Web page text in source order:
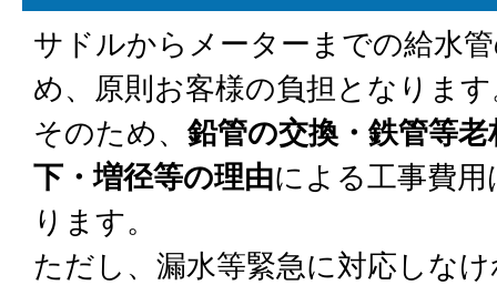
サドルからメーターまでの給水
め、原則お客様の負担となりま
そのため、 鉛管の交換・鉄管等
下・増径等の理由による工事費
ります。
ただし、漏水等緊急に対応しな